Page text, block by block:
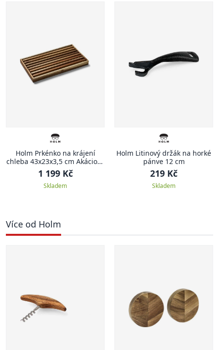
Holm Prkénko na krájení
chleba 43x23x3,5 cm Akáciové
dřevo
1 199 Kč
Skladem
Holm Litinový držák na horké
pánve 12 cm
219 Kč
Skladem
Více od Holm